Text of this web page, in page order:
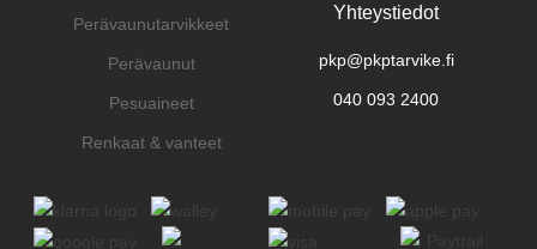
Perävaunutarvikkeet
Perävaunut
Pesuaineet
Renkaat & vanteet
Yhteystiedot
pkp@pkptarvike.fi
040 093 2400